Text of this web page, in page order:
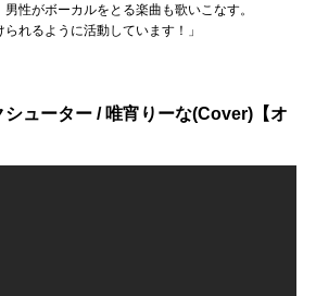
性がボーカルをとる楽曲も歌いこなす。
られるように活動しています！」
ューター / 唯宵りーな(Cover)【オ